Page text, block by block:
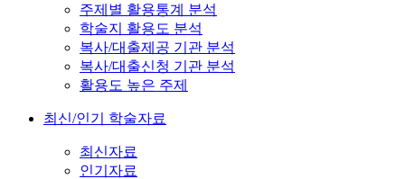
주제별 활용통계 분석
학술지 활용도 분석
복사/대출제공 기관 분석
복사/대출신청 기관 분석
활용도 높은 주제
최신/인기 학술자료
최신자료
인기자료